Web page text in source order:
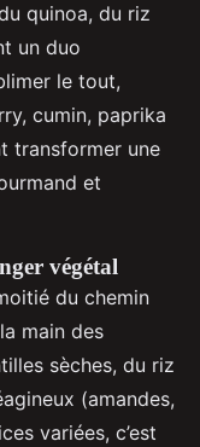
quinoa, du riz
un duo
le tout,
cumin, paprika
transformer une
et
végétal
du chemin
main des
sèches, du riz
(amandes,
variées, c’est